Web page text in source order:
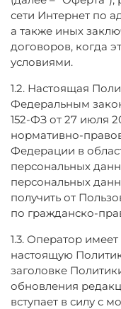
сети Интернет по
а также иных
договоров, когда
условиями.
1.2. Настоящая
Федеральным
152-ФЗ от 27 июля
нормативно-
Федерации в
персональных
персональных
получить от
по гражданско-
1.3. Оператор
настоящую
заголовке
обновления
вступает в силу с